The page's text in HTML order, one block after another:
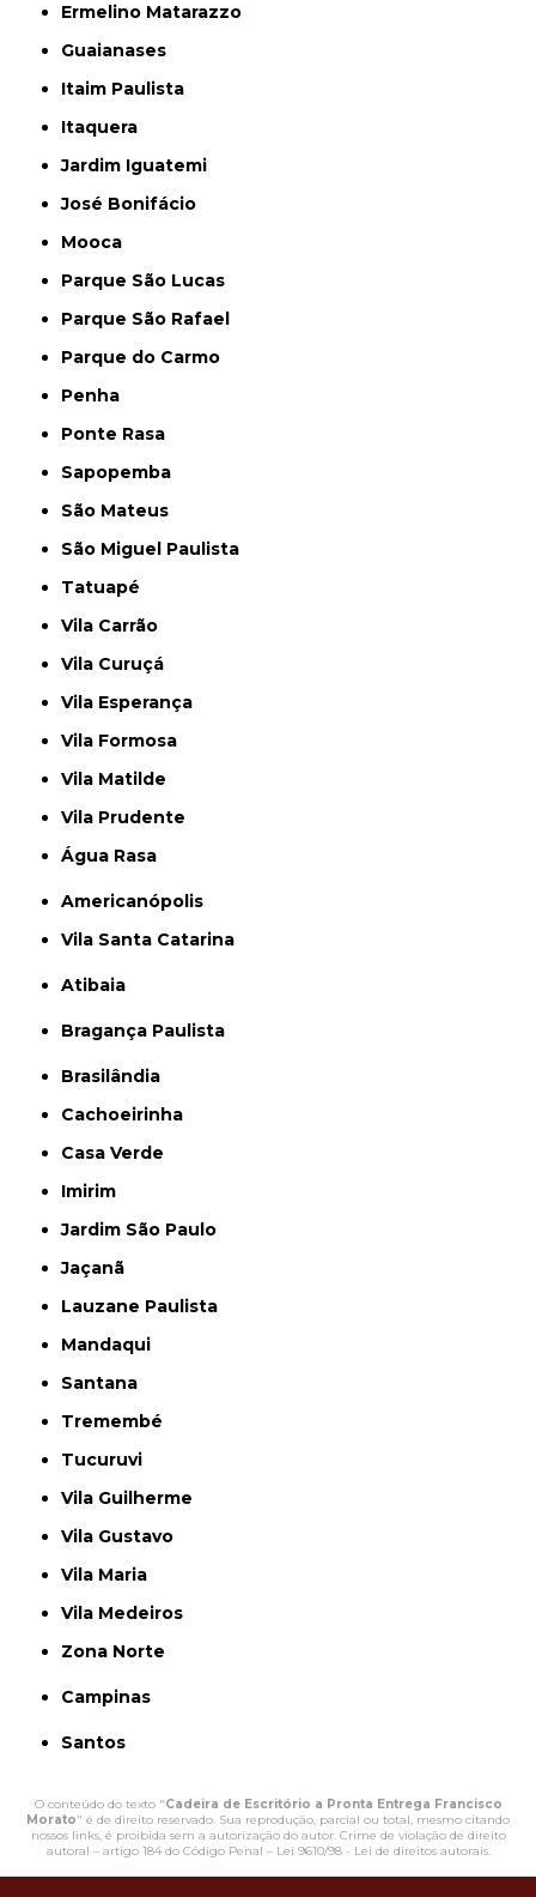
Ermelino Matarazzo
Guaianases
Itaim Paulista
Itaquera
Jardim Iguatemi
José Bonifácio
Mooca
Parque São Lucas
Parque São Rafael
Parque do Carmo
Penha
Ponte Rasa
Sapopemba
São Mateus
São Miguel Paulista
Tatuapé
Vila Carrão
Vila Curuçá
Vila Esperança
Vila Formosa
Vila Matilde
Vila Prudente
Água Rasa
Americanópolis
Vila Santa Catarina
Atibaia
Bragança Paulista
Brasilândia
Cachoeirinha
Casa Verde
Imirim
Jardim São Paulo
Jaçanã
Lauzane Paulista
Mandaqui
Santana
Tremembé
Tucuruvi
Vila Guilherme
Vila Gustavo
Vila Maria
Vila Medeiros
Zona Norte
Campinas
Santos
O conteúdo do texto "Cadeira de Escritório a Pronta Entrega Francisco
Morato" é de direito reservado. Sua reprodução, parcial ou total, mesmo citando
nossos links, é proibida sem a autorização do autor. Crime de violação de direito
autoral – artigo 184 do Código Penal – Lei 9610/98 - Lei de direitos autorais.